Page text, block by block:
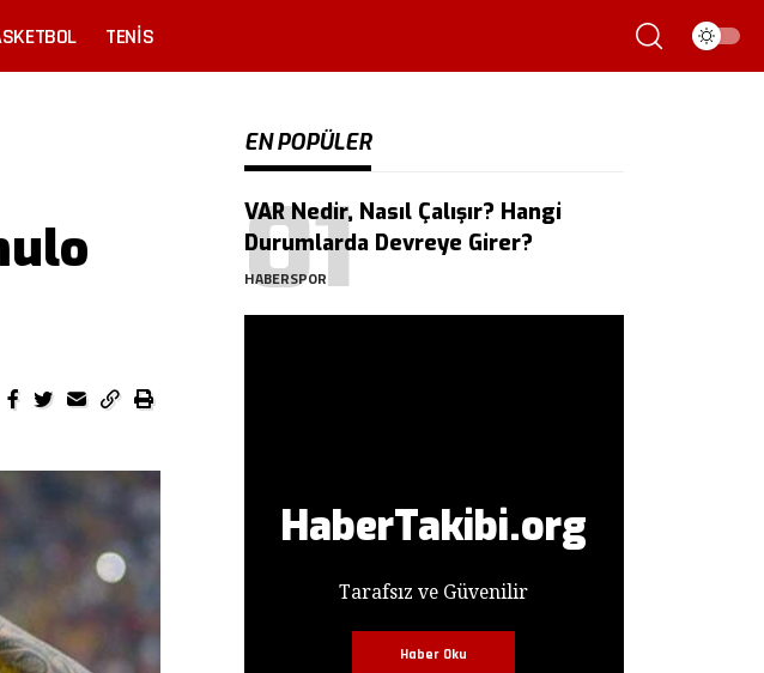
TENIS
EN POPÜLER
VAR Nedir, Nasıl Çalışır? Hangi
Durumlarda Devreye Girer?
HABERSPOR
HaberTakibi.org
Tarafsız ve Güvenilir
Haber Oku